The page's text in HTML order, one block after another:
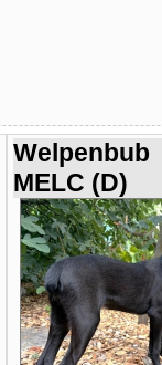
Welpenbub
MELC (D)